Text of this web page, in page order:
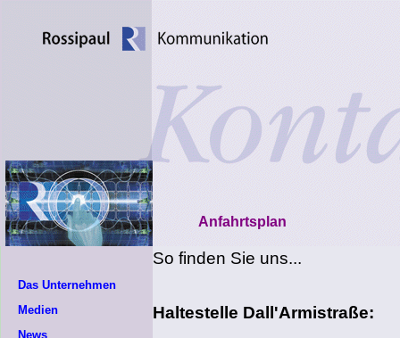
Anfahrtsplan
Das Unternehmen
Medien
News
So finden Sie uns...
Haltestelle Dall'Armistraße: